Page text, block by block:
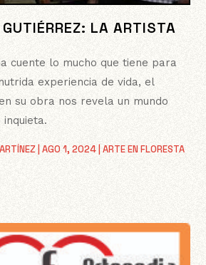
LA ARTISTA
|AGO 1, 2024 |ARTE EN FLORESTA
cuente lo mucho que tiene para
experiencia de vida, el
su obra nos revela un mundo